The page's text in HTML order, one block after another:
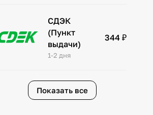
СДЭК
(Пункт
выдачи)
1-2 дня
344 ₽
Показать все